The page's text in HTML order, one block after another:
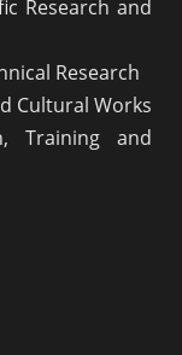
Research and
Research
Cultural Works
Training and